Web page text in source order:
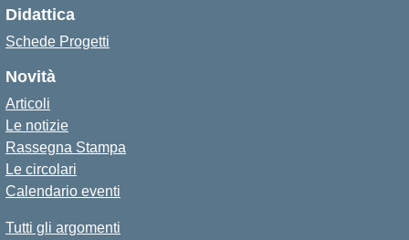
Didattica
Schede Progetti
Novità
Articoli
Le notizie
Rassegna Stampa
Le circolari
Calendario eventi
Tutti gli argomenti